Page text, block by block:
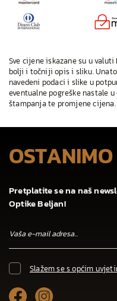
Sve cijene iskazane su u
bolji i točniji opis i sliku.
navedeni podaci i slike u
eventualne pogreške nastale
štampanja te promjene cijena.
Pretplatite se na naš
Optike Beljan!
Slažem se s općim